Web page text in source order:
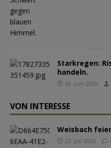
Starkregen:
handeln.
29. Juni 2026
VON INTERESSE
Weisbach
23. Juli 2026